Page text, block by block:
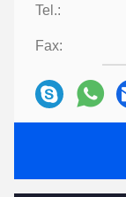
Tel.:
Fax: